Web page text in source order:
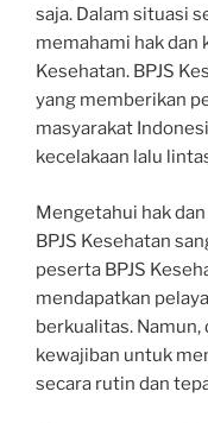
saja. Dalam situasi
memahami hak dan
Kesehatan. BPJS
yang memberikan
masyarakat
kecelakaan lalu
Mengetahui hak
BPJS Kesehatan
peserta BPJS
mendapatkan
berkualitas.
kewajiban untuk
secara rutin dan